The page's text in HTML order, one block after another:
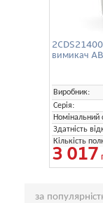
вимикач
Виробник:
Серія:
Номінальний
Здатність
Кількість
3 017
за